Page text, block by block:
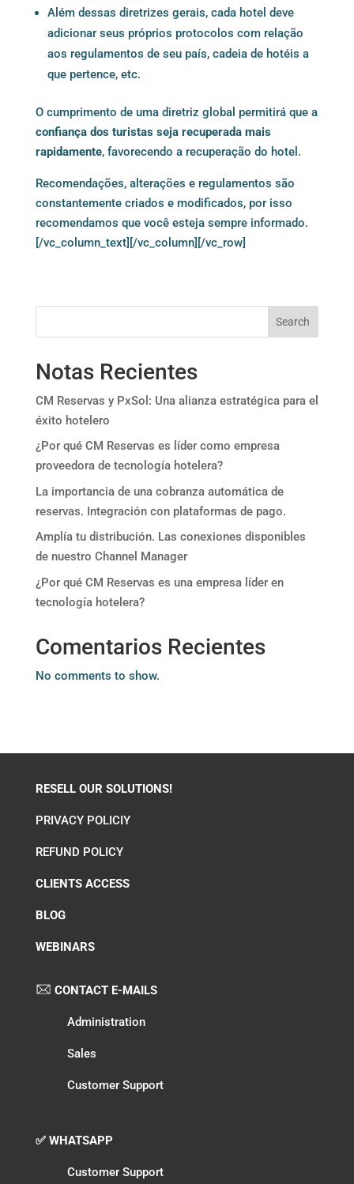
Além dessas diretrizes gerais, cada hotel deve
adicionar seus próprios protocolos com relação
aos regulamentos de seu país, cadeia de hotéis a
que pertence, etc.
O cumprimento de uma diretriz global permitirá que a
confiança dos turistas seja recuperada mais
rapidamente, favorecendo a recuperação do hotel.
Recomendações, alterações e regulamentos são
constantemente criados e modificados, por isso
recomendamos que você esteja sempre informado.
[/vc_column_text][/vc_column][/vc_row]
Search
Notas Recientes
CM Reservas y PxSol: Una alianza estratégica para el
éxito hotelero
¿Por qué CM Reservas es líder como empresa
proveedora de tecnología hotelera?
La importancia de una cobranza automática de
reservas. Integración con plataformas de pago.
Amplía tu distribución. Las conexiones disponibles
de nuestro Channel Manager
¿Por qué CM Reservas es una empresa líder en
tecnología hotelera?
Comentarios Recientes
No comments to show.
RESELL OUR SOLUTIONS!
PRIVACY POLICIY
REFUND POLICY
CLIENTS ACCESS
BLOG
WEBINARS
CONTACT E-MAILS
Administration
Sales
Customer Support
✅ WHATSAPP
Customer Support